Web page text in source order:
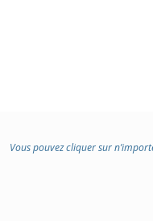
Vous pouvez cliquer sur